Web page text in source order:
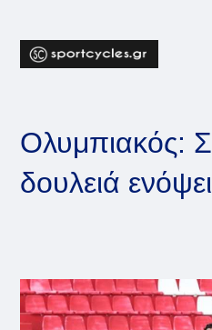
content
Ολυμπιακός:
δουλειά